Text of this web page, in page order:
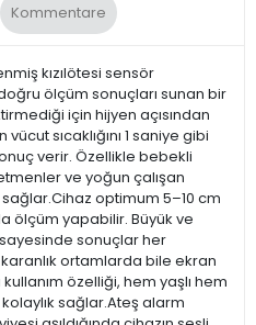
Kommentare
kızılötesi sensör
ölçüm sonuçları sunan bir
için hijyen açısından
sıcaklığını 1 saniye gibi
verir. Özellikle bebekli
ve yoğun çalışan
sağlar.Cihaz optimum 5–10 cm
ölçüm yapabilir. Büyük ve
sayesinde sonuçlar her
ortamlarda bile ekran
özelliği, hem yaşlı hem
sağlar.Ateş alarm